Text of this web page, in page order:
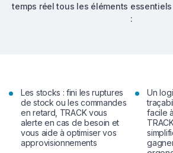
temps réel tous les éléments
:
Les stocks : fini les ruptures
de stock ou les commandes
en retard, TRACK vous
alerte en cas de besoin et
vous aide à optimiser vos
approvisionnements
Un
facile